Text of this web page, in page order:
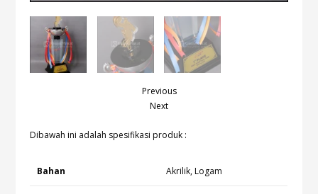
Previous
Next
Dibawah ini adalah spesifikasi produk :
Bahan Akrilik, Logam